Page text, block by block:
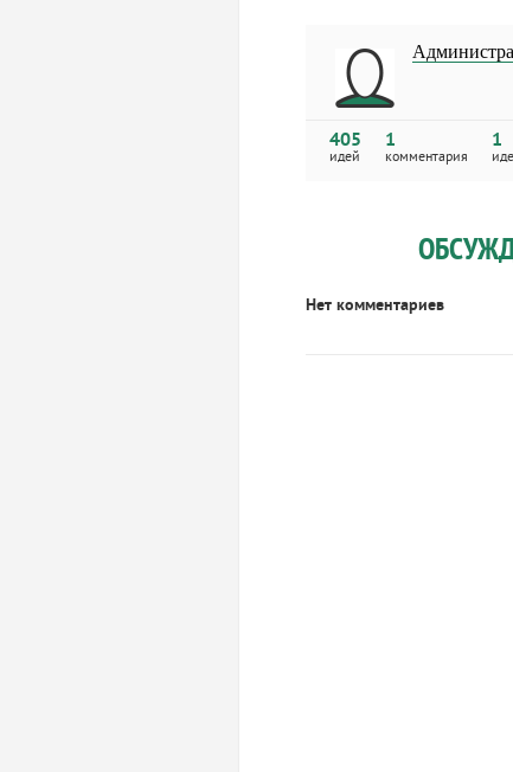
405
идей
1
комментария
1
Нет комментариев